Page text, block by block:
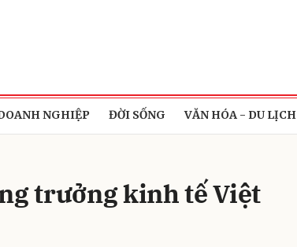
NGHIỆP ĐỜI SỐNG VĂN HÓA - DU LỊCH
trưởng kinh tế Việt